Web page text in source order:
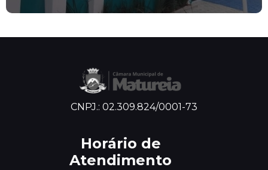
CNPJ.: 02.309.824/0001-73
Horário de
Atendimento